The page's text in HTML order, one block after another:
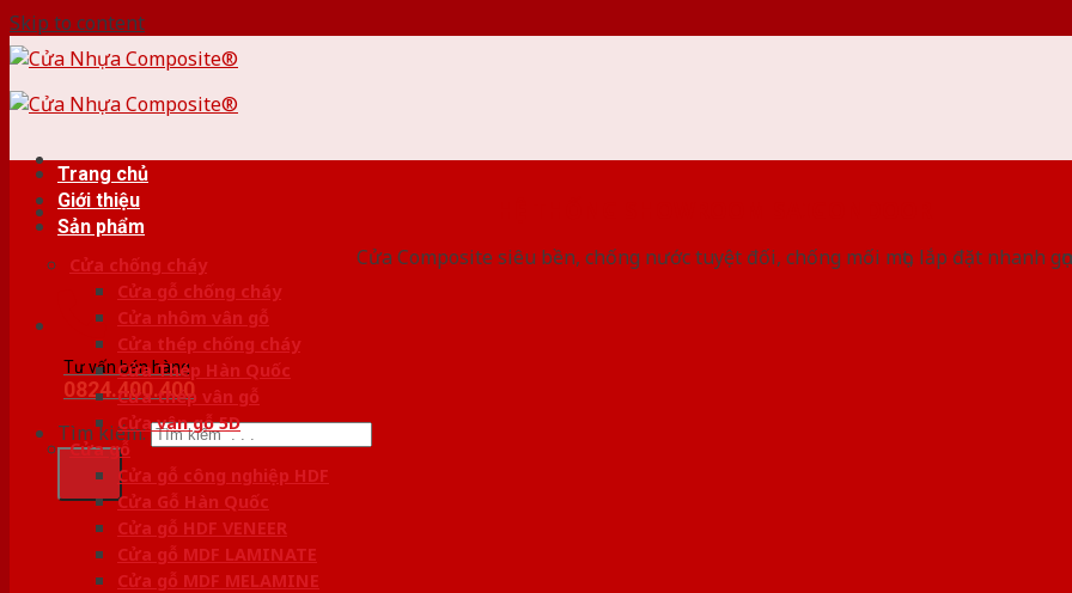
Skip to content
Cửa Composite siêu bền, chống nước tuyệt đối, chống mối mọt, lắp đặt nhanh gọn
Tư vấn bán hàng
0824.400.400
Tìm kiếm:
Trang chủ
Giới thiệu
Sản phẩm
Cửa chống cháy
Cửa gỗ chống cháy
Cửa nhôm vân gỗ
Cửa thép chống cháy
Cửa Thép Hàn Quốc
Cửa thép vân gỗ
Cửa vân gỗ 5D
Cửa gỗ
Cửa gỗ công nghiệp HDF
Cửa Gỗ Hàn Quốc
Cửa gỗ HDF VENEER
Cửa gỗ MDF LAMINATE
Cửa gỗ MDF MELAMINE